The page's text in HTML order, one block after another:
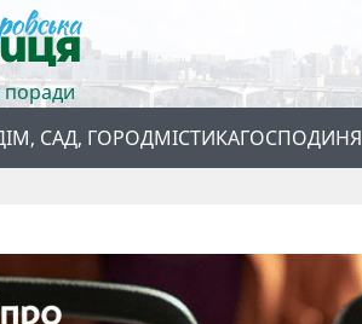
поради
САД, ГОРОДМІСТИКАГОСПОДИНЯ